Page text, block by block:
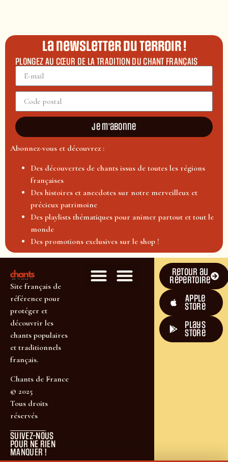
La newsletter du terroir !
PLONGEZ AU CŒUR DE LA TRADITION DU CHANT FRANÇAIS
Je m'abonne
Abonnez-vous et découvrez :
Des découvertes de chants issus de toutes les régions
françaises
Des histoires et anecdotes sur notre merveilleux et
précieux patrimoine
Des playlists thématiques pour animer partout et tout le
monde
Des promotions exclusives sur le shop !
Site français de
référence pour
protéger et
découvrir les
chants populaires
et traditionnels
français.
Chants de France
© 2025
Tous droits
réservés
SUIVEZ-NOUS
POUR NE RIEN
MANQUER !
Retour au
répertoire
Apple
Store
plays
store